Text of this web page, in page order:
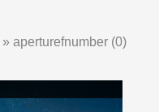
» aperturefnumber (0)